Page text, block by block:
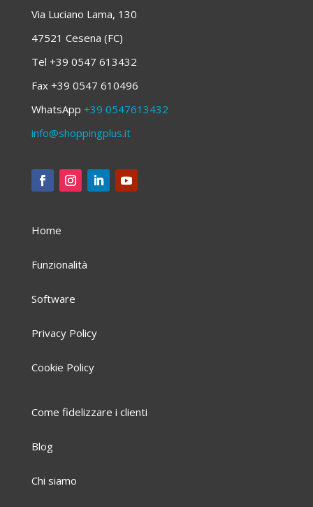
Via Luciano Lama, 130
47521 Cesena (FC)
Tel +39 0547 613432
Fax +39 0547 610496
WhatsApp +39 0547613432
info@shoppingplus.it
Home
Funzionalità
Software
Privacy Policy
Cookie Policy
Come fidelizzare i clienti
Blog
Chi siamo